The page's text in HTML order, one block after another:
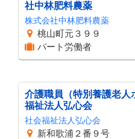
社中林肥料農薬
株式会社中林肥料農薬
桃山町元３９９
パート労働者
介護職員（特別養護老人
福祉法人弘心会
社会福祉法人弘心会
新和歌浦２番９号